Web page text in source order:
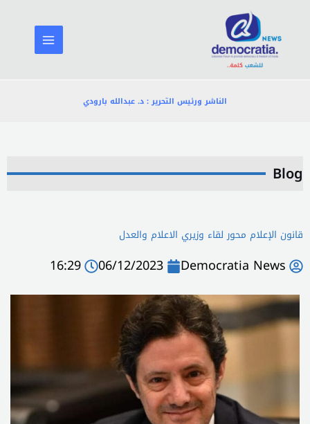
المحتوى
الناشر ورئيس التحرير : د. عبدالله بارودي
Blog
قانون الإعلام محور لقاء وزيري الاعلام والعدل
Democratia News
06/12/2023
16:29